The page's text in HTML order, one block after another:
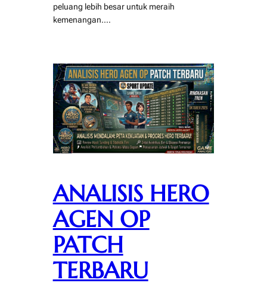
peluang lebih besar untuk meraih
kemenangan.…
ANALISIS HERO
AGEN OP
PATCH
TERBARU